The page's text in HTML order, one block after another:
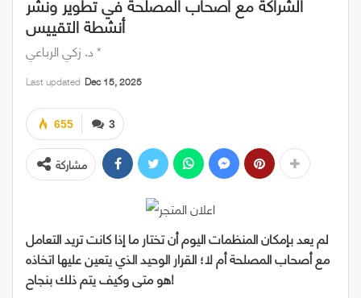
أنشطة التقييس
د. زكي الرباعي *
Last updated Dec 15, 2025
3
655
مشاركة
لم يعد بإمكان المنظمات اليوم أن تختار ما إذا كانت تريد التعامل
مع أصحاب المصلحة أم لا؛ القرار الوحيد الذي يتعين عليها اتخاذه
هو متى وكيف يتم ذلك بنجاح!